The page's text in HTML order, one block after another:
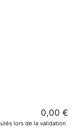
0,00 €
lors de la validation